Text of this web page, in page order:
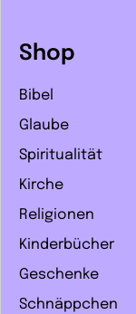
Shop
Bibel
Glaube
Spiritualität
Kirche
Religionen
Kinderbücher
Geschenke
Schnäppchen